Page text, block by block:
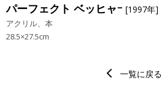
パーフェクト ベッヒャｰ [1997年]
アクリル、本
28.5×27.5cm
一覧に戻る